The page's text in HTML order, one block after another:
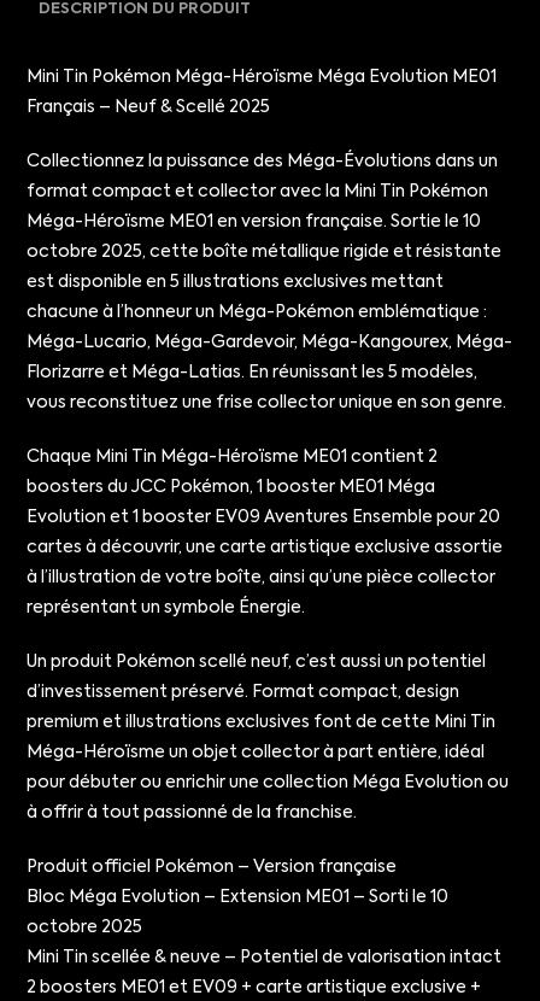
DESCRIPTION DU PRODUIT
Mini Tin Pokémon Méga-Héroïsme Méga Evolution ME01
Français – Neuf & Scellé 2025
Collectionnez la puissance des Méga-Évolutions dans un
format compact et collector avec la Mini Tin Pokémon
Méga-Héroïsme ME01 en version française. Sortie le 10
octobre 2025, cette boîte métallique rigide et résistante
est disponible en 5 illustrations exclusives mettant
chacune à l’honneur un Méga-Pokémon emblématique :
Méga-Lucario, Méga-Gardevoir, Méga-Kangourex, Méga-
Florizarre et Méga-Latias. En réunissant les 5 modèles,
vous reconstituez une frise collector unique en son genre.
Chaque Mini Tin Méga-Héroïsme ME01 contient 2
boosters du JCC Pokémon, 1 booster ME01 Méga
Evolution et 1 booster EV09 Aventures Ensemble pour 20
cartes à découvrir, une carte artistique exclusive assortie
à l’illustration de votre boîte, ainsi qu’une pièce collector
représentant un symbole Énergie.
Un produit Pokémon scellé neuf, c’est aussi un potentiel
d’investissement préservé. Format compact, design
premium et illustrations exclusives font de cette Mini Tin
Méga-Héroïsme un objet collector à part entière, idéal
pour débuter ou enrichir une collection Méga Evolution ou
à offrir à tout passionné de la franchise.
Produit officiel Pokémon – Version française
Bloc Méga Evolution – Extension ME01 – Sorti le 10
octobre 2025
Mini Tin scellée & neuve – Potentiel de valorisation intact
2 boosters ME01 et EV09 + carte artistique exclusive +